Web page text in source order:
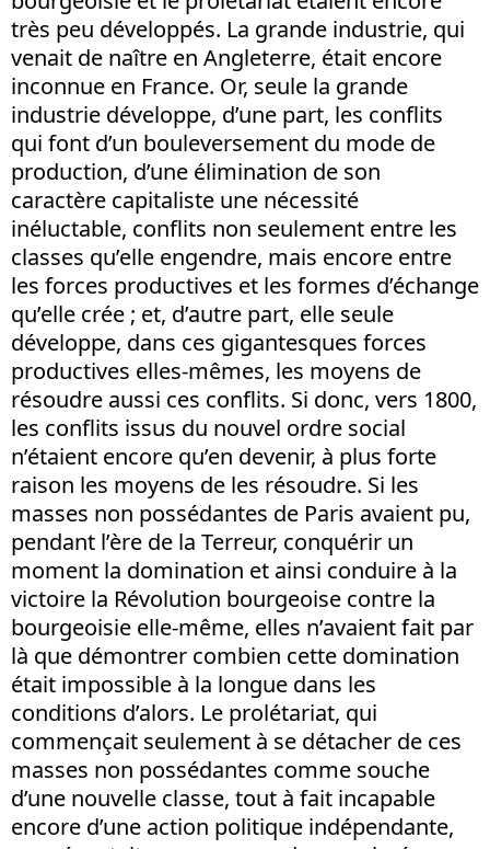
très peu développés. La grande industrie, qui
venait de naître en Angleterre, était encore
inconnue en France. Or, seule la grande
industrie développe, d’une part, les conflits
qui font d’un bouleversement du mode de
production, d’une élimination de son
caractère capitaliste une nécessité
inéluctable, conflits non seulement entre les
classes qu’elle engendre, mais encore entre
les forces productives et les formes d’échange
qu’elle crée ; et, d’autre part, elle seule
développe, dans ces gigantesques forces
productives elles-mêmes, les moyens de
résoudre aussi ces conflits. Si donc, vers 1800,
les conflits issus du nouvel ordre social
n’étaient encore qu’en devenir, à plus forte
raison les moyens de les résoudre. Si les
masses non possédantes de Paris avaient pu,
pendant l’ère de la Terreur, conquérir un
moment la domination et ainsi conduire à la
victoire la Révolution bourgeoise contre la
bourgeoisie elle-même, elles n’avaient fait par
là que démontrer combien cette domination
était impossible à la longue dans les
conditions d’alors. Le prolétariat, qui
commençait seulement à se détacher de ces
masses non possédantes comme souche
d’une nouvelle classe, tout à fait incapable
encore d’une action politique indépendante,